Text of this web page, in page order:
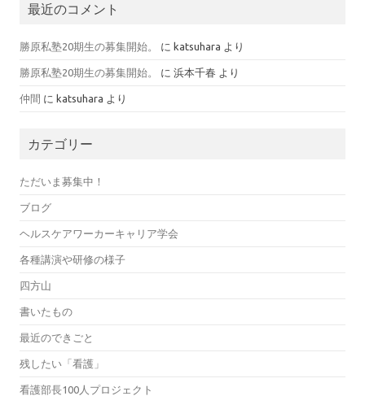
最近のコメント
勝原私塾20期生の募集開始。 に katsuhara より
勝原私塾20期生の募集開始。 に 浜本千春 より
仲間 に katsuhara より
カテゴリー
ただいま募集中！
ブログ
ヘルスケアワーカーキャリア学会
各種講演や研修の様子
四方山
書いたもの
最近のできごと
残したい「看護」
看護部長100人プロジェクト